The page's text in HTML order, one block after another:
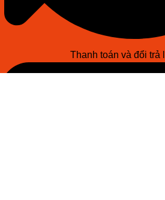
Thanh toán và đổi trả